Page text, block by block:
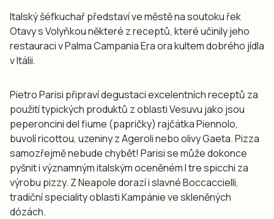
Italský šéfkuchař představí ve městě na soutoku řek
Otavy s Volyňkou některé z receptů, které učinily jeho
restauraci v Palma Campania Era ora kultem dobrého jídla
v Itálii.
Pietro Parisi připraví degustaci excelentních receptů za
použití typických produktů z oblasti Vesuvu jako jsou
peperoncini del fiume (papričky) rajčátka Piennolo,
buvolí ricottou, uzeniny z Ageroli nebo olivy Gaeta. Pizza
samozřejmě nebude chybět! Parisi se může dokonce
pyšnit i významným italským oceněném I tre spicchi za
výrobu pizzy. Z Neapole dorazí i slavné Boccaccielli,
tradiční speciality oblasti Kampánie ve skleněných
dózách.